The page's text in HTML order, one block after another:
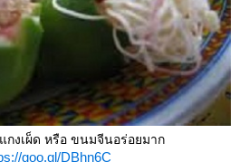
กงเผ็ด หรือ ขนมจีนอร่อยมาก
goo.gl/DBhn6C